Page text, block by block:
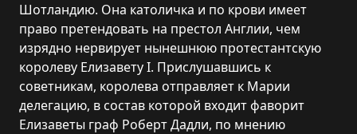
Шотландию. Она католичка и по крови имеет
право претендовать на престол Англии, чем
изрядно нервирует нынешнюю протестантскую
королеву Елизавету I. Прислушавшись к
советникам, королева отправляет к Марии
делегацию, в состав которой входит фаворит
Елизаветы граф Роберт Дадли, по мнению